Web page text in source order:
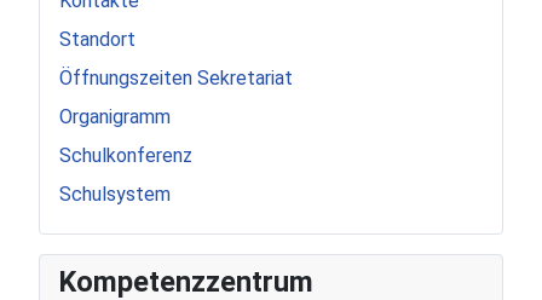
Standort
Öffnungszeiten Sekretariat
Organigramm
Schulkonferenz
Schulsystem
Kompetenzzentrum